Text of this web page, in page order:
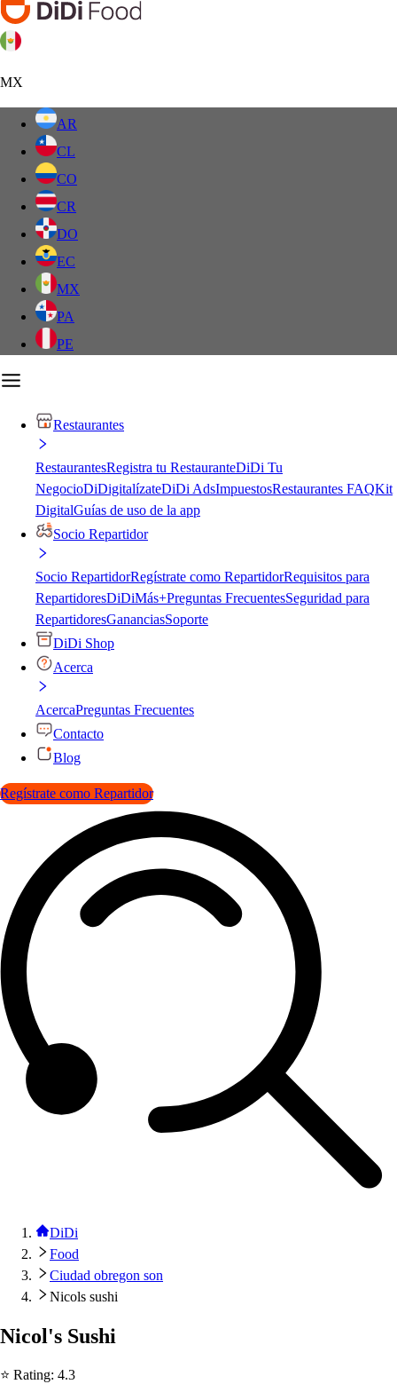
MX
AR
CL
CO
CR
DO
EC
MX
PA
PE
Restaurantes
RestaurantesRegistra tu RestauranteDiDi Tu
NegocioDiDigitalízateDiDi AdsImpuestosRestaurantes FAQKit
DigitalGuías de uso de la app
Socio Repartidor
Socio RepartidorRegístrate como RepartidorRequisitos para
RepartidoresDiDiMás+Preguntas FrecuentesSeguridad para
RepartidoresGananciasSoporte
DiDi Shop
Acerca
AcercaPreguntas Frecuentes
Contacto
Blog
Regístrate como Repartidor
DiDi
Food
Ciudad obregon son
Nicols sushi
Nicol's Sushi
⭐ Rating: 4.3